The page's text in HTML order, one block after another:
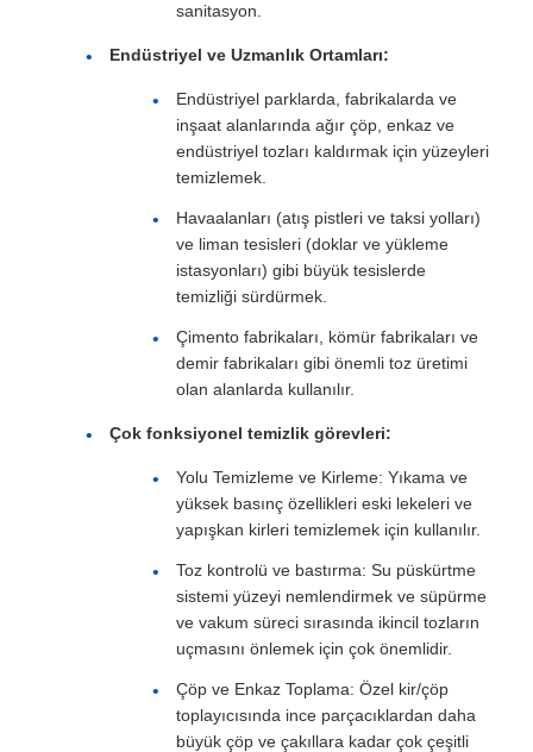
sanitasyon.
Endüstriyel ve Uzmanlık Ortamları:
Endüstriyel parklarda, fabrikalarda ve
inşaat alanlarında ağır çöp, enkaz ve
endüstriyel tozları kaldırmak için yüzeyleri
temizlemek.
Havaalanları (atış pistleri ve taksi yolları)
ve liman tesisleri (doklar ve yükleme
istasyonları) gibi büyük tesislerde
temizliği sürdürmek.
Çimento fabrikaları, kömür fabrikaları ve
demir fabrikaları gibi önemli toz üretimi
olan alanlarda kullanılır.
Çok fonksiyonel temizlik görevleri:
Yolu Temizleme ve Kirleme: Yıkama ve
yüksek basınç özellikleri eski lekeleri ve
yapışkan kirleri temizlemek için kullanılır.
Toz kontrolü ve bastırma: Su püskürtme
sistemi yüzeyi nemlendirmek ve süpürme
ve vakum süreci sırasında ikincil tozların
uçmasını önlemek için çok önemlidir.
Çöp ve Enkaz Toplama: Özel kir/çöp
toplayıcısında ince parçacıklardan daha
büyük çöp ve çakıllara kadar çok çeşitli